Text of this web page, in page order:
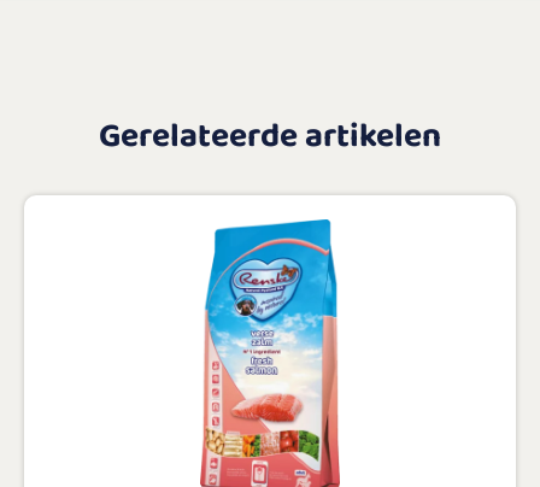
Gerelateerde artikelen